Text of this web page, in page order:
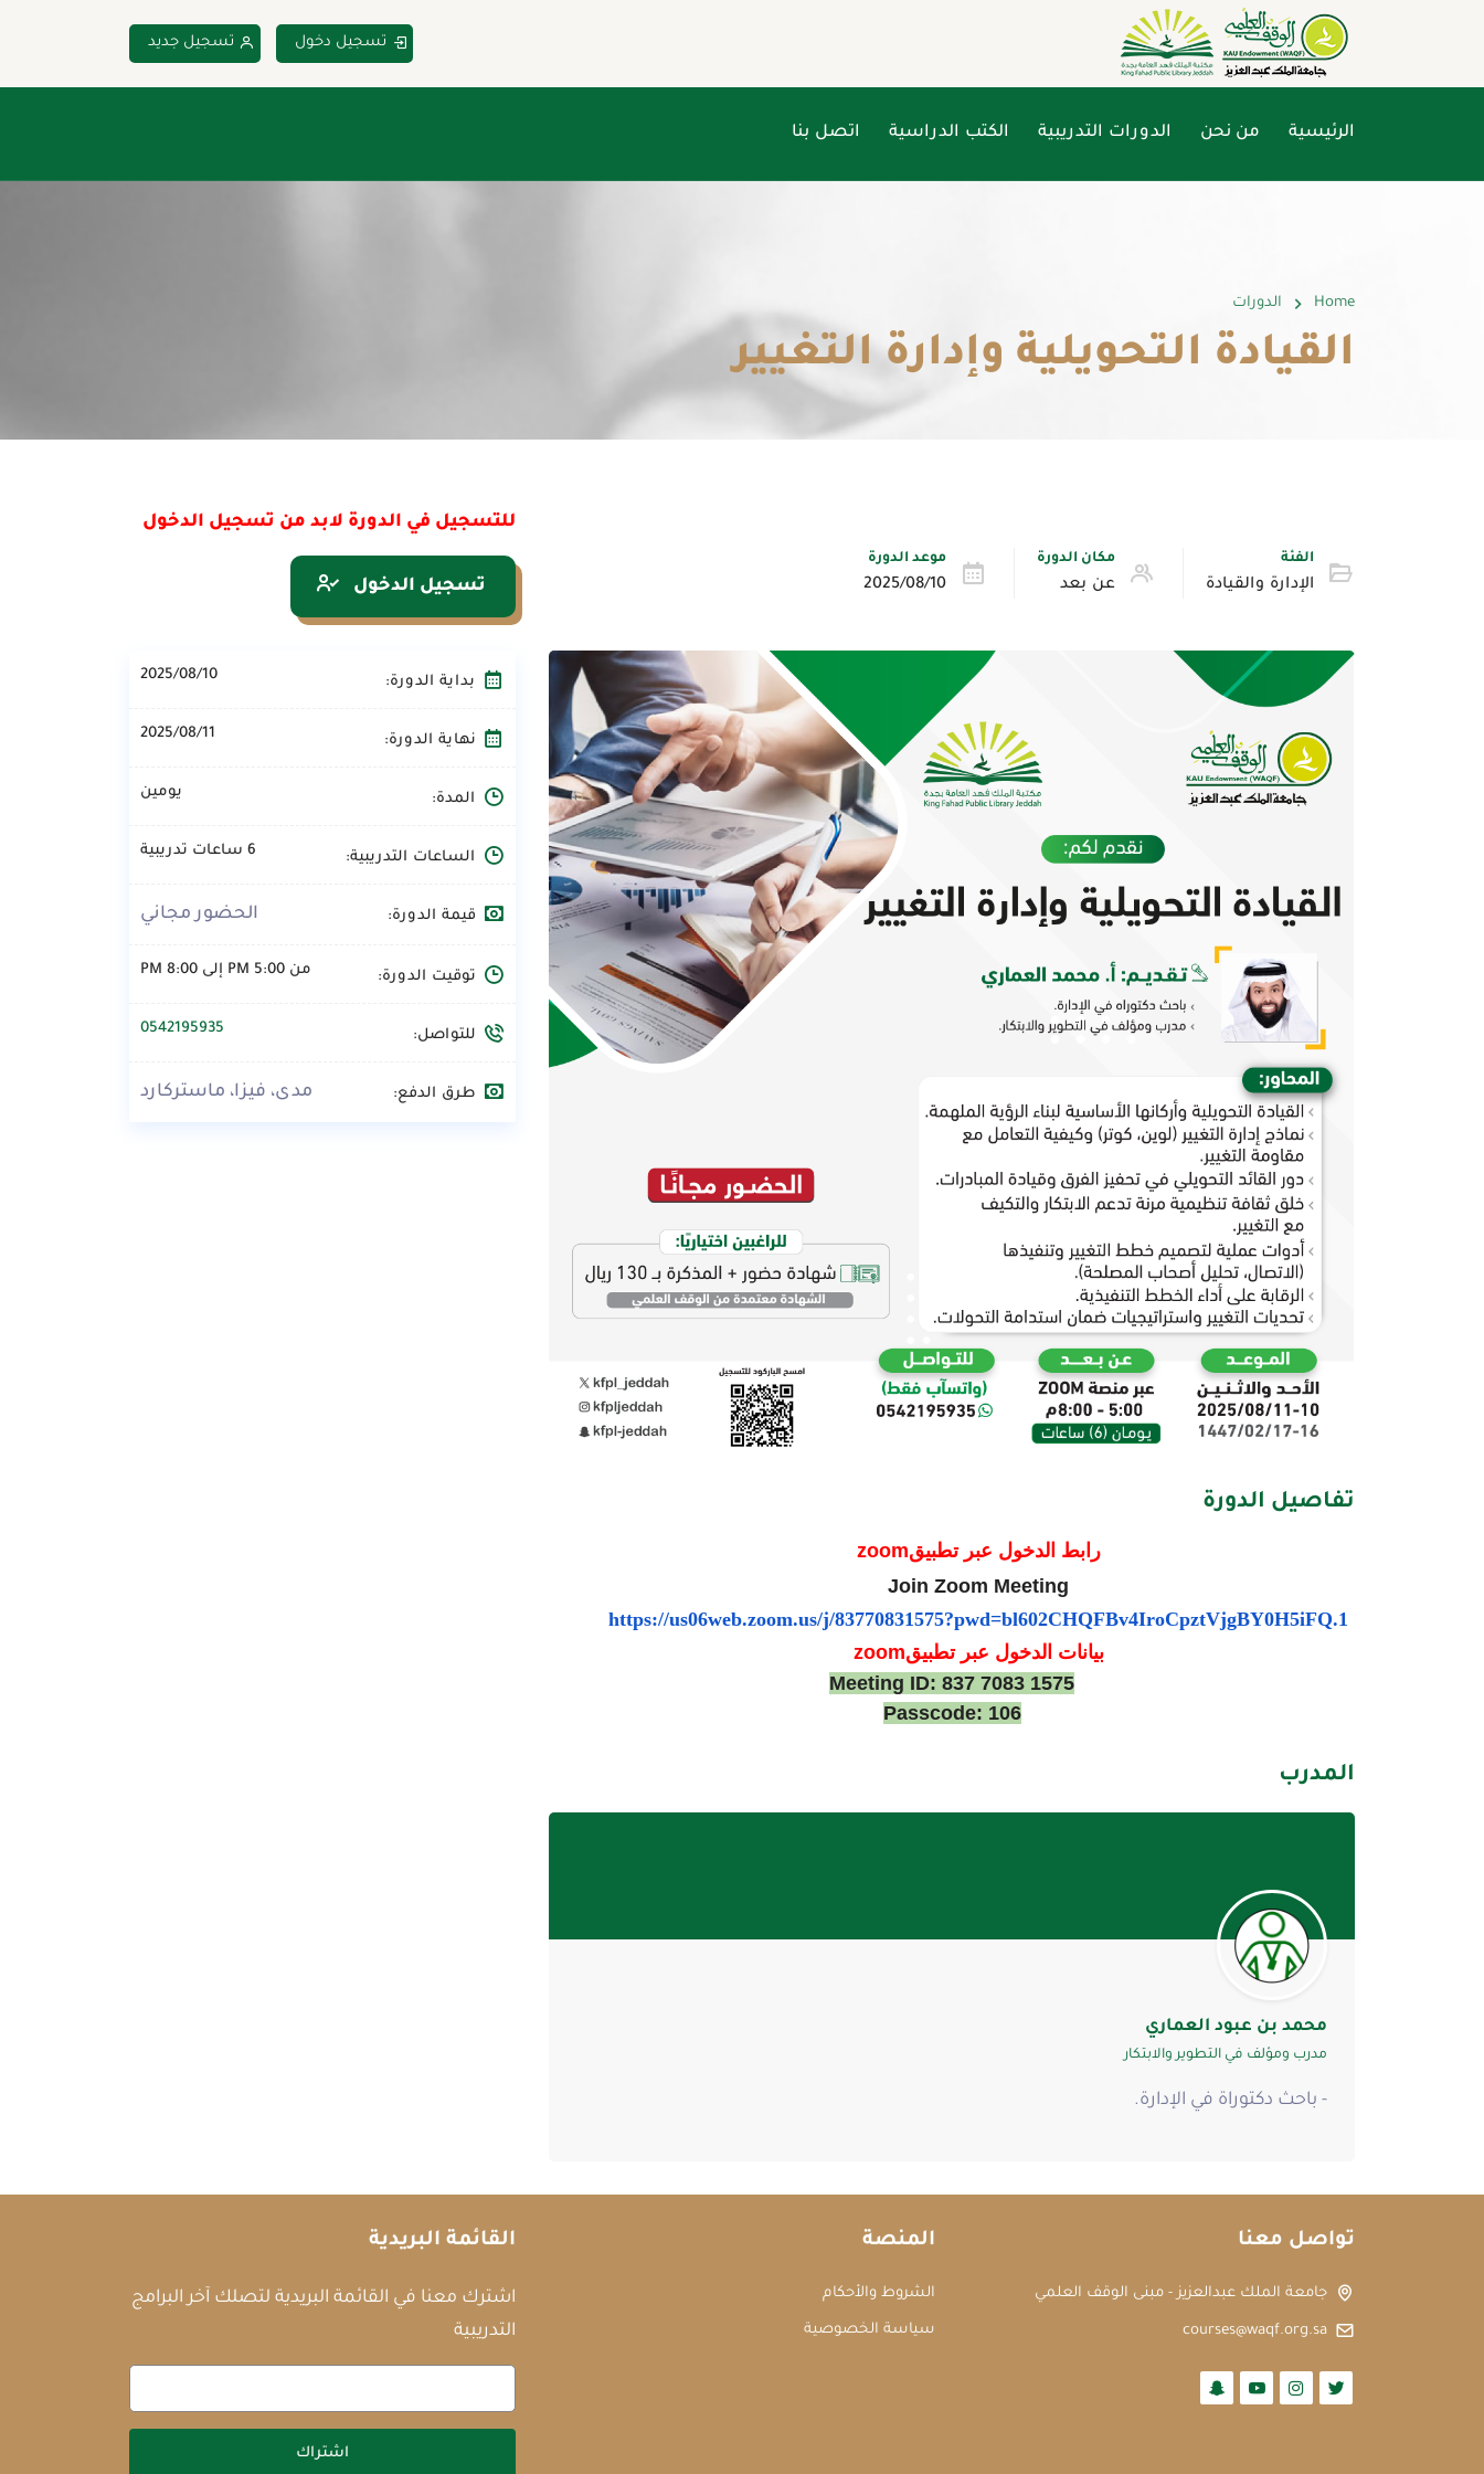
تسجيل دخول تسجيل جديد
الرئيسية من نحن الدورات التدريبية الكتب الدراسية اتصل بنا
Home الدورات
القيادة التحويلية وإدارة التغيير
الفئة
الإدارة والقيادة
مكان الدورة
عن بعد
موعد الدورة
2025/08/10
للتسجيل في الدورة لابد من تسجيل الدخول
تسجيل الدخول
تفاصيل الدورة
رابط الدخول عبر تطبيقzoom
Join Zoom Meeting
https://us06web.zoom.us/j/83770831575?pwd=bl602CHQFBv4IroCpztVjgBY0H5iFQ.1
بيانات الدخول عبر تطبيقm
zoo
Meeting ID: 837 7083 1575
Passcode: 106
المدرب
محمد بن عبود العماري
مدرب ومؤلف في التطوير والابتكار
- باحث دكتوراة في الإدارة.
بداية الدورة: 2025/08/10
نهاية الدورة: 2025/08/11
المدة: يومين
الساعات التدريبية: 6 ساعات تدريبية
قيمة الدورة: الحضور مجاني
توقيت الدورة: من 5:00 PM إلى 8:00 PM
للتواصل: 0542195935
طرق الدفع: مدى، فيزا، ماستركارد
تواصل معنا
جامعة الملك عبدالعزيز - مبنى الوقف العلمي
courses@waqf.org.sa
المنصة
الشروط والأحكام
سياسة الخصوصية
القائمة البريدية
اشترك معنا في القائمة البريدية لتصلك آخر البرامج
التدريبية
اشتراك